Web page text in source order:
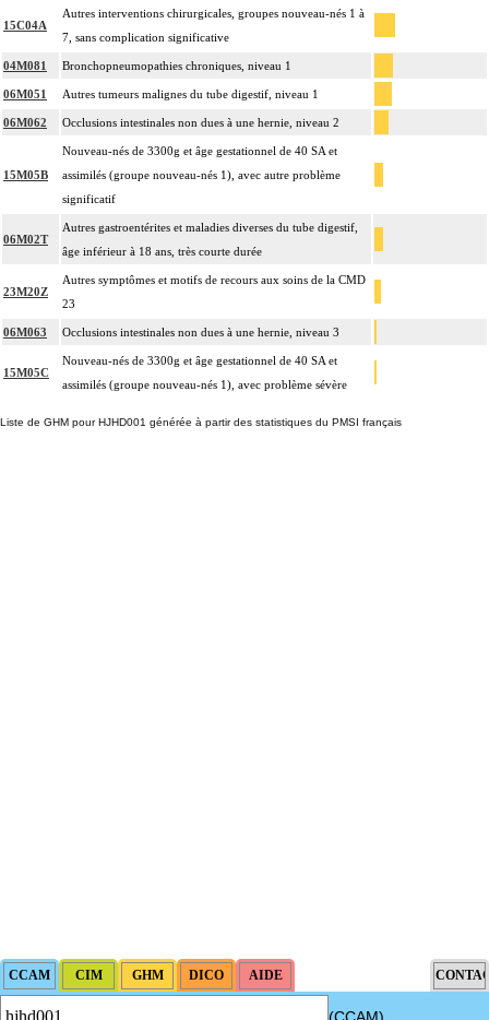
15C04A
Autres interventions chirurgicales, groupes nouveau-nés 1 à
7, sans complication significative
04M081 Bronchopneumopathies chroniques, niveau 1
06M051 Autres tumeurs malignes du tube digestif, niveau 1
06M062 Occlusions intestinales non dues à une hernie, niveau 2
15M05B
Nouveau-nés de 3300g et âge gestationnel de 40 SA et
assimilés (groupe nouveau-nés 1), avec autre problème
significatif
06M02T
Autres gastroentérites et maladies diverses du tube digestif,
âge inférieur à 18 ans, très courte durée
23M20Z
Autres symptômes et motifs de recours aux soins de la CMD
23
06M063 Occlusions intestinales non dues à une hernie, niveau 3
15M05C
Nouveau-nés de 3300g et âge gestationnel de 40 SA et
assimilés (groupe nouveau-nés 1), avec problème sévère
Liste de GHM pour HJHD001 générée à partir des statistiques du PMSI français